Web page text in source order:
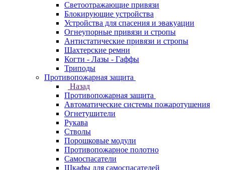
Светоотражающие привязи
Блокирующие устройства
Устройства для спасения и эвакуации
Огнеупорные привязи и стропы
Антистатические привязи и стропы
Шахтерские ремни
Когти - Лазы - Гаффы
Триподы
Противопожарная защита
Назад
Противопожарная защита
Автоматические системы пожаротушения
Огнетушители
Рукава
Стволы
Порошковые модули
Противопожарное полотно
Самоспасатели
Шкафы для самоспасателей